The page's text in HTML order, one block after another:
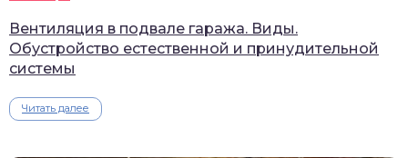
Вентиляция в подвале гаража. Виды.
Обустройство естественной и принудительной
системы
Читать далее